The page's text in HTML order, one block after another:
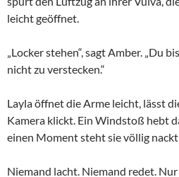
leicht geöffnet.
„Locker stehen“, sagt Amber. „Du
nicht zu verstecken.“
Layla öffnet die Arme leicht, lässt
Kamera klickt. Ein Windstoß hebt
einen Moment steht sie völlig nackt
Niemand lacht. Niemand redet.